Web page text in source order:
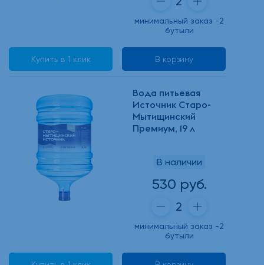
минимальный заказ -2
бутыли
Купить в 1 клик В корзину
Вода питьевая
Источник Старо-
Мытищинский
Премиум, 19 л
В наличии
530 руб.
минимальный заказ -2
бутыли